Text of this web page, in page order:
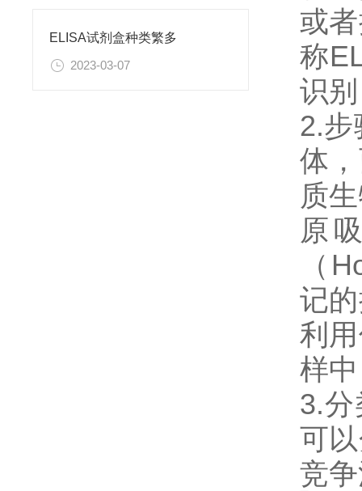
ELISA试剂盒种类繁多
2023-03-07
或
称
识
2.步
体
质
原
（
记
利
样
3.
可
竞